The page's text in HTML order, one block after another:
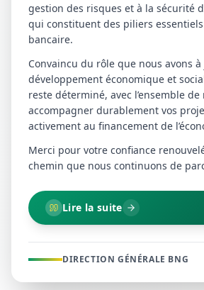
gestion des risques et à la sécurité
qui constituent des piliers
bancaire.
Convaincu du rôle que nous avons
développement économique et
reste déterminé, avec l’ensemble
accompagner durablement vos
activement au financement de
Merci pour votre confiance
chemin que nous continuons de
Lire la suite
DIRECTION GÉNÉRALE BNG